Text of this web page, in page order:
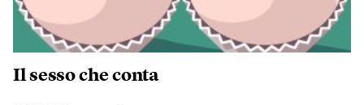
Il sesso che conta